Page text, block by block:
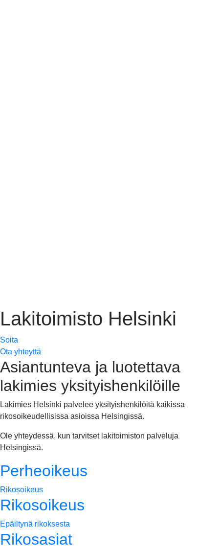
Lakitoimisto Helsinki
Soita
Ota yhteyttä
Asiantunteva ja luotettava
lakimies yksityishenkilöille
Lakimies Helsinki palvelee yksityishenkilöitä kaikissa
rikosoikeudellisissa asioissa Helsingissä.
Ole yhteydessä, kun tarvitset lakitoimiston palveluja
Helsingissä.
Perheoikeus
Rikosoikeus
Rikosoikeus
Epäiltynä rikoksesta
Rikosasiat